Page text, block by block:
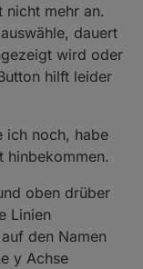
nicht mehr an.
dauert
wird oder
hilft leider
ich noch, habe
hinbekommen.
oben drüber
Linien
den Namen
y Achse